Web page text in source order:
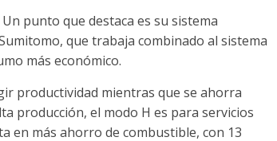
punto que destaca es su sistema
que trabaja combinado al sistema
más económico.
productividad mientras que se ahorra
producción, el modo H es para servicios
en más ahorro de combustible, con 13